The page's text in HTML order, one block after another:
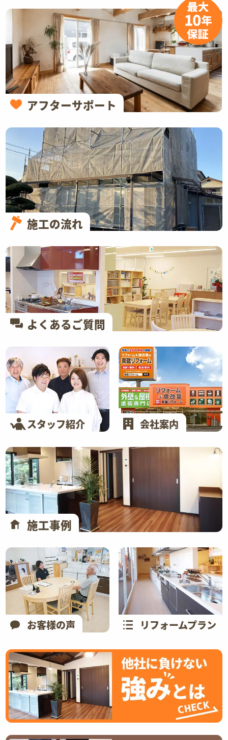
アフターサポート
施工の流れ
よくあるご質問
スタッフ紹介 会社案内
施工事例
お客様の声 リフォームプラン